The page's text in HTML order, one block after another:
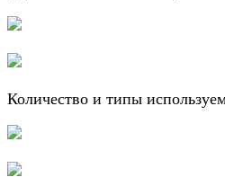
Количество и типы